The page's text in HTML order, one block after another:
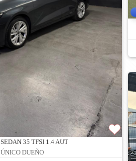
SEDAN 35 TFSI 1.4 AUT
ÚNICO DUEÑO